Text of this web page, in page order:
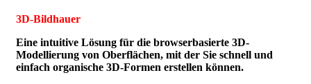
3D-Bildhauer
Eine intuitive Lösung für die browserbasierte 3D-
Modellierung von Oberflächen, mit der Sie schnell und
einfach organische 3D-Formen erstellen können.